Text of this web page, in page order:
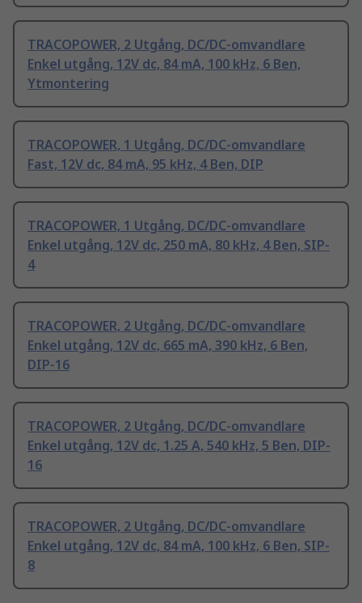
TRACOPOWER, 2 Utgång, DC/DC-omvandlare
Enkel utgång, 12V dc, 84 mA, 100 kHz, 6 Ben,
Ytmontering
TRACOPOWER, 1 Utgång, DC/DC-omvandlare
Fast, 12V dc, 84 mA, 95 kHz, 4 Ben, DIP
TRACOPOWER, 1 Utgång, DC/DC-omvandlare
Enkel utgång, 12V dc, 250 mA, 80 kHz, 4 Ben, SIP-
4
TRACOPOWER, 2 Utgång, DC/DC-omvandlare
Enkel utgång, 12V dc, 665 mA, 390 kHz, 6 Ben,
DIP-16
TRACOPOWER, 2 Utgång, DC/DC-omvandlare
Enkel utgång, 12V dc, 1.25 A, 540 kHz, 5 Ben, DIP-
16
TRACOPOWER, 2 Utgång, DC/DC-omvandlare
Enkel utgång, 12V dc, 84 mA, 100 kHz, 6 Ben, SIP-
8